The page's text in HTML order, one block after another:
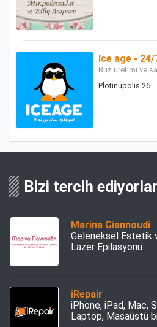
Ice age - 24/
Buz üretimi ve
Plotinupolis 26
Bizi tercih ediyorlar
Marina Giannoudi
Geleneksel Estetik
Lazer Epilasyonu
iRepair
iPhone, iPad, Mac,
Laptop, Masaüstü